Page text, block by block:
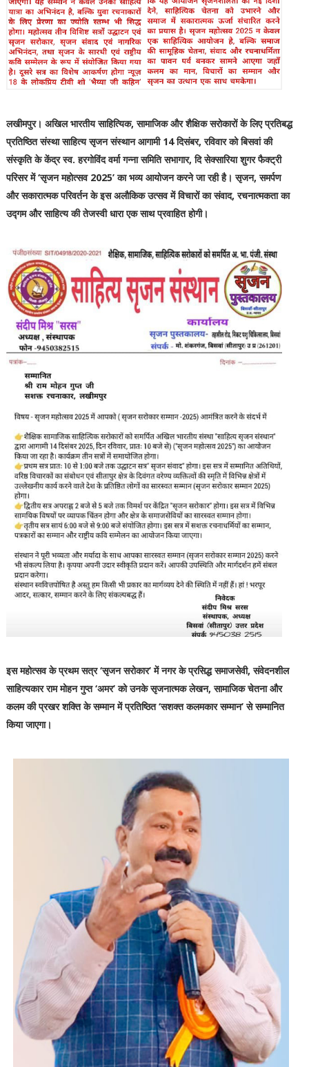
लखीमपुर। अखिल भारतीय साहित्यिक, सामाजिक और शैक्षिक सरोकारों के लिए प्रतिबद्ध
प्रतिष्ठित संस्था साहित्य सृजन संस्थान आगामी 14 दिसंबर, रविवार को बिसवां की
संस्कृति के केंद्र स्व. हरगोविंद वर्मा गन्ना समिति सभागार, दि सेक्सारिया शुगर फैक्ट्री
परिसर में ‘सृजन महोत्सव 2025’ का भव्य आयोजन करने जा रही है। सृजन, समर्पण
और सकारात्मक परिवर्तन के इस अलौकिक उत्सव में विचारों का संवाद, रचनात्मकता का
उद्गम और साहित्य की तेजस्वी धारा एक साथ प्रवाहित होगी।
इस महोत्सव के प्रथम सत्र ‘सृजन सरोकार’ में नगर के प्रसिद्ध समाजसेवी, संवेदनशील
साहित्यकार राम मोहन गुप्त ‘अमर’ को उनके सृजनात्मक लेखन, सामाजिक चेतना और
कलम की प्रखर शक्ति के सम्मान में प्रतिष्ठित ‘सशक्त कलमकार सम्मान’ से सम्मानित
किया जाएगा।